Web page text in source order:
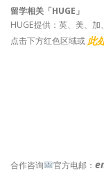
留学相关「HUGE」
HUGE提供：英、美、
点击下方红色区域或 此
合作咨询 官方电邮：